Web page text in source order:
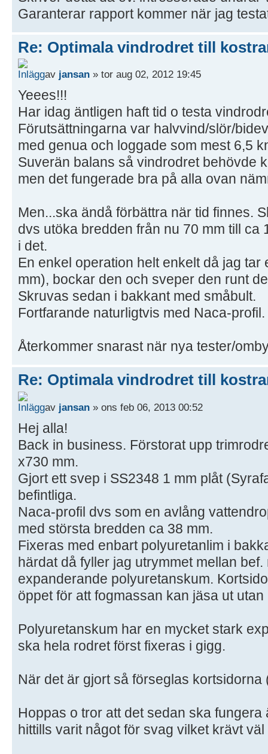
Garanterar rapport kommer när jag
Re: Optimala vindrodret till
av jansan » tor aug 02, 2012 19:45
Yeees!!!
Har idag äntligen haft tid o testa
Förutsättningarna var halvvind/slör/
med genua och loggade som mest 6,5
Suverän balans så vindrodret behövde
men det fungerade bra på alla ovan
Men...ska ändå förbättra när tid finnes.
dvs utöka bredden från nu 70 mm till ca
i det.
En enkel operation helt enkelt då jag tar
mm), bockar den och sveper den runt
Skruvas sedan i bakkant med småbult.
Fortfarande naturligtvis med Naca-profil.
Återkommer snarast när nya tester/
Re: Optimala vindrodret till
av jansan » ons feb 06, 2013 00:52
Hej alla!
Back in business. Förstorat upp
x730 mm.
Gjort ett svep i SS2348 1 mm plåt
befintliga.
Naca-profil dvs som en avlång
med största bredden ca 38 mm.
Fixeras med enbart polyuretanlim i
härdat då fyller jag utrymmet mellan
expanderande polyuretanskum.
öppet för att fogmassan kan jäsa ut
Polyuretanskum har en mycket stark
ska hela rodret först fixeras i gigg.
När det är gjort så förseglas
Hoppas o tror att det sedan ska
hittills varit något för svag vilket krävt